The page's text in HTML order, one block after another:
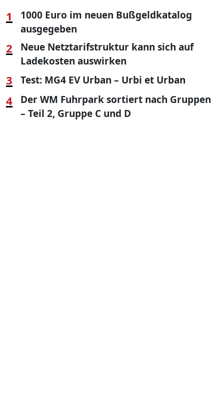
1
1000 Euro im neuen Bußgeldkatalog
ausgegeben
2
Neue Netztarifstruktur kann sich auf
Ladekosten auswirken
3 Test: MG4 EV Urban – Urbi et Urban
4
Der WM Fuhrpark sortiert nach Gruppen
– Teil 2, Gruppe C und D